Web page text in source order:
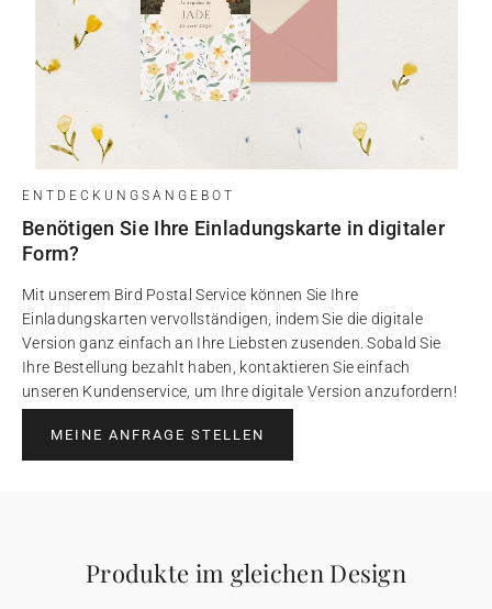
ENTDECKUNGSANGEBOT
Benötigen Sie Ihre Einladungskarte in digitaler
Form?
Mit unserem Bird Postal Service können Sie Ihre
Einladungskarten vervollständigen, indem Sie die digitale
Version ganz einfach an Ihre Liebsten zusenden. Sobald Sie
Ihre Bestellung bezahlt haben, kontaktieren Sie einfach
unseren Kundenservice, um Ihre digitale Version anzufordern!
MEINE ANFRAGE STELLEN
Produkte im gleichen Design